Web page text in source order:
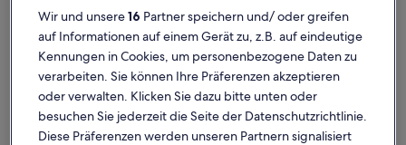
Großer Stechlinsee: Entdecke
Häuser
Weitere Infos zu KLEINES HAUS AM SEE in Neuglobsow 👋
Wir und unsere16 Partner speichern und/ oder greifen
auf Informationen auf einem Gerät zu, z.B. auf eindeutige
Kennungen in Cookies, um personenbezogene Daten zu
verarbeiten. Sie können Ihre Präferenzen akzeptieren
oder verwalten. Klicken Sie dazu bitte unten oder
besuchen Sie jederzeit die Seite der Datenschutzrichtlinie.
Diese Präferenzen werden unseren Partnern signalisiert